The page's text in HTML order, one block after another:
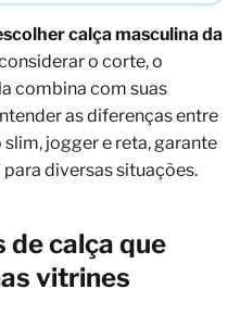
calça masculina da
o corte, o
combina com suas
as diferenças entre
jogger e reta, garante
diversas situações.
de calça que
vitrines